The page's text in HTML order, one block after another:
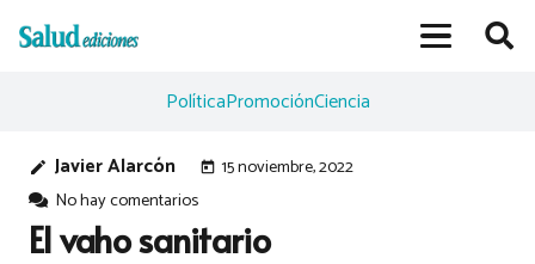
PolíticaPromociónCiencia
edit Javier Alarcón today 15 noviembre, 2022
No hay comentarios
El vaho sanitario